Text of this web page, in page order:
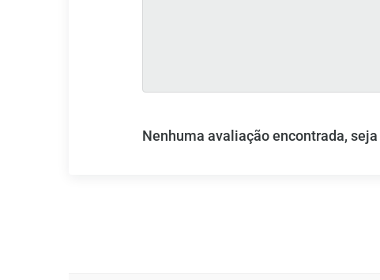
Nenhuma avaliação encontrada,